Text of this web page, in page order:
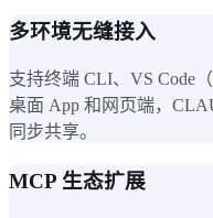
多环境无缝接入
支持终端 CLI、VS Code（
桌面 App 和网页端，
同步共享。
MCP 生态扩展